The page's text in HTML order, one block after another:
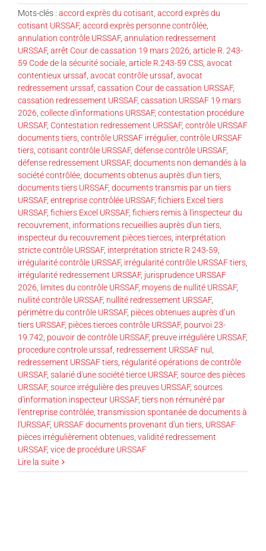
Mots-clés : accord exprès du cotisant accord exprès du
cotisant URSSAF, accord exprès personne contrôlée
annulation contrôle URSSAF, annulation redressement
URSSAF, arrêt Cour de cassation 19 mars 2026 article R. 243-
59 Code de la sécurité sociale article R.243-59 CSS avocat
contentieux urssaf avocat contrôle urssaf avocat
redressement urssaf cassation Cour de cassation URSSAF,
cassation redressement URSSAF, cassation URSSAF 19 mars
2026 collecte d'informations URSSAF, contestation procédure
URSSAF, Contestation redressement URSSAF, contrôle URSSAF
documents tiers contrôle URSSAF irrégulier, contrôle URSSAF
tiers cotisant contrôle URSSAF, défense contrôle URSSAF,
défense redressement URSSAF, documents non demandés à la
société contrôlée documents obtenus auprès d'un tiers
documents tiers URSSAF, documents transmis par un tiers
URSSAF, entreprise contrôlée URSSAF, fichiers Excel tiers
URSSAF, fichiers Excel URSSAF, fichiers remis à l'inspecteur du
recouvrement informations recueillies auprès d'un tiers
inspecteur du recouvrement pièces tierces interprétation
stricte contrôle URSSAF, interprétation stricte R 243-59
irrégularité contrôle URSSAF, irrégularité contrôle URSSAF tiers
irrégularité redressement URSSAF, jurisprudence URSSAF
2026 limites du contrôle URSSAF, moyens de nullité URSSAF,
nullité contrôle URSSAF, nullité redressement URSSAF,
périmètre du contrôle URSSAF, pièces obtenues auprès d’un
tiers URSSAF, pièces tierces contrôle URSSAF, pourvoi 23-
19.742 pouvoir de contrôle URSSAF, preuve irrégulière URSSAF,
procedure controle urssaf redressement URSSAF nul
redressement URSSAF tiers régularité opérations de contrôle
URSSAF, salarié d'une société tierce URSSAF, source des pièces
URSSAF, source irrégulière des preuves URSSAF, sources
d'information inspecteur URSSAF, tiers non rémunéré par
l'entreprise contrôlée transmission spontanée de documents à
l'URSSAF, URSSAF documents provenant d'un tiers URSSAF
pièces irrégulièrement obtenues validité redressement
URSSAF, vice de procédure URSSAF
Lire la suite